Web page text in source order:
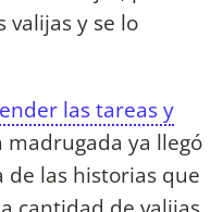
valijas y se lo
las tareas y
madrugada ya llegó
de las historias que